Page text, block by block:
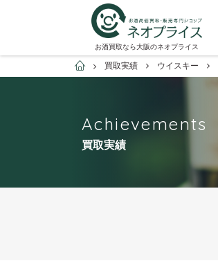
お酒買取なら大阪のネオプライス
お酒買取専門店ネオプライス
買取実績 ウイスキー
Achievements
買取実績